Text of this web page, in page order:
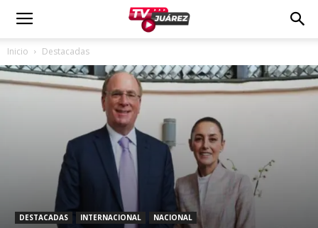
Inicio Destacadas
DESTACADAS INTERNACIONAL NACIONAL